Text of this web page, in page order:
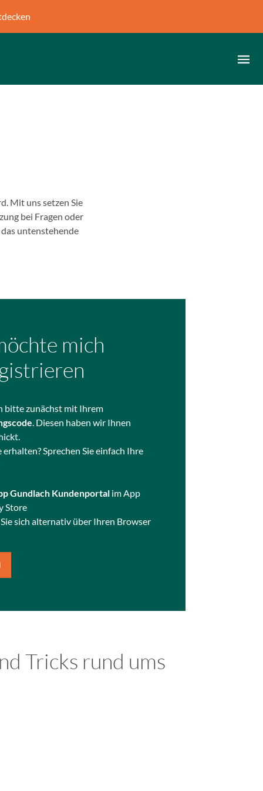
Mit uns setzen Sie
bei Fragen oder
untenstehende
mich
bitte zunächst mit Ihrem
. Diesen haben wir Ihnen
Sprechen Sie einfach Ihre
Gundlach Kundenportal im App
Store
sich alternativ über Ihren Browser
Tricks rund ums